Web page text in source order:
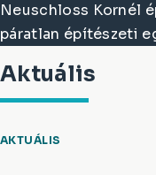
Neuschloss Kornél
páratlan építészeti
Aktuális
AKTUÁLIS